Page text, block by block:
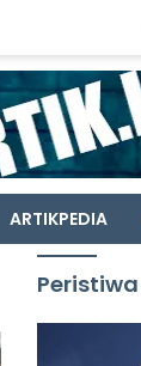
ARTIKPEDIA
Peristiwa